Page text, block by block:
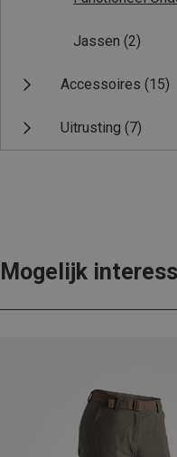
Jassen (2)
Accessoires (15)
Uitrusting (7)
Mogelijk